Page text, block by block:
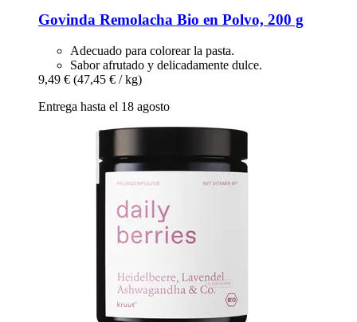
Govinda Remolacha Bio en Polvo, 200 g
Adecuado para colorear la pasta.
Sabor afrutado y delicadamente dulce.
9,49 € (47,45 € / kg)
Entrega hasta el 18 agosto